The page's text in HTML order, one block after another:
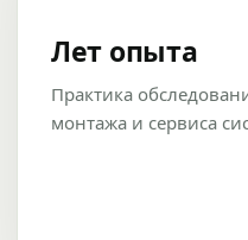
Лет опыта
Практика
монтажа и сервиса